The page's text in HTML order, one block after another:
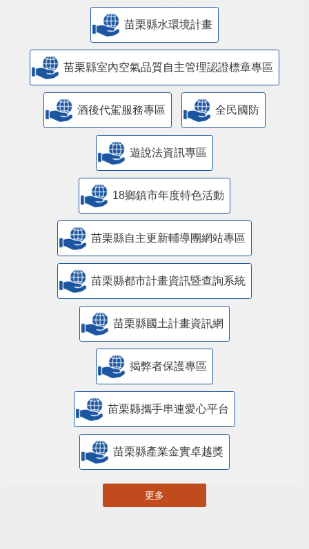
苗栗縣水環境計畫
苗栗縣室內空氣品質自主管理認證標章專區
酒後代駕服務專區 全民國防
遊說法資訊專區
18鄉鎮市年度特色活動
苗栗縣自主更新輔導團網站專區
苗栗縣都市計畫資訊暨查詢系統
苗栗縣國土計畫資訊網
揭弊者保護專區
苗栗縣攜手串連愛心平台
苗栗縣產業金實卓越獎
更多